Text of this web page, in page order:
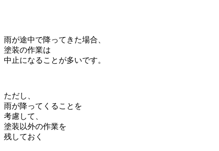
雨が途中で降ってきた場合、
塗装の作業は
中止になることが多いです。
ただし、
雨が降ってくることを
考慮して、
塗装以外の作業を
残しておく